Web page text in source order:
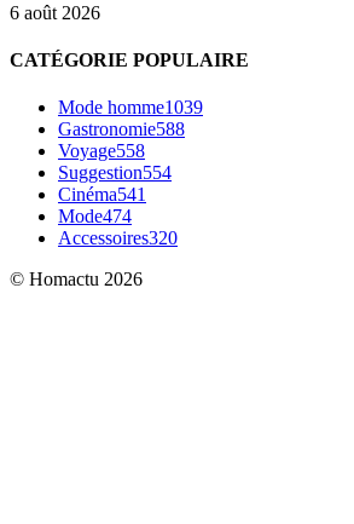
6 août 2026
CATÉGORIE POPULAIRE
Mode homme1039
Gastronomie588
Voyage558
Suggestion554
Cinéma541
Mode474
Accessoires320
© Homactu 2026